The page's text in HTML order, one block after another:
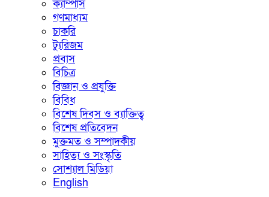
ক্যাম্পাস
গণমাধ্যম
চাকরি
ট্যুরিজম
প্রবাস
বিচিত্র
বিজ্ঞান ও প্রযুক্তি
বিবিধ
বিশেষ দিবস ও ব্যাক্তিত্ব
বিশেষ প্রতিবেদন
মুক্তমত ও সম্পাদকীয়
সাহিত্য ও সংস্কৃতি
সোশ্যাল মিডিয়া
English